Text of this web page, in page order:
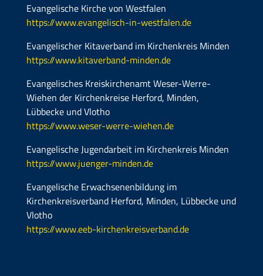
Evangelische Kirche von Westfalen
https://www.evangelisch-in-westfalen.de
Evangelischer Kitaverband im Kirchenkreis Minden
https://www.kitaverband-minden.de
Evangelisches Kreiskirchenamt Weser-Werre-
Wiehen der Kirchenkreise Herford, Minden,
Lübbecke und Vlotho
https://www.weser-werre-wiehen.de
Evangelische Jugendarbeit im Kirchenkreis Minden
https://www.juenger-minden.de
Evangelische Erwachsenenbildung im
Kirchenkreisverband Herford, Minden, Lübbecke und
Vlotho
https://www.eeb-kirchenkreisverband.de